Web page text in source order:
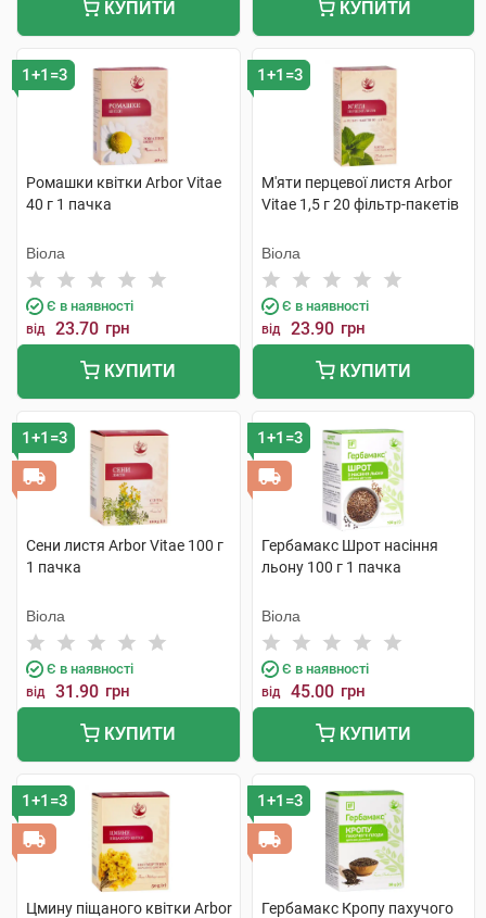
КУПИТИ КУПИТИ
1+1=3
Ромашки квітки Arbor Vitae
40 г 1 пачка
Віола
Є в наявності
від 23.70 грн
КУПИТИ
1+1=3
М'яти перцевої листя Arbor
Vitae 1,5 г 20 фільтр-пакетів
Віола
Є в наявності
від 23.90 грн
КУПИТИ
1+1=3
Сени листя Arbor Vitae 100 г
1 пачка
Віола
Є в наявності
від 31.90 грн
КУПИТИ
1+1=3
Гербамакс Шрот насіння
льону 100 г 1 пачка
Віола
Є в наявності
від 45.00 грн
КУПИТИ
1+1=3
Цмину піщаного квітки Arbor
1+1=3
Гербамакс Кропу пахучого